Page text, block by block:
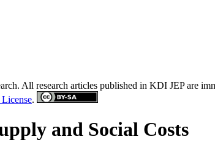
All research articles published in KDI JEP are
.
and Social Costs